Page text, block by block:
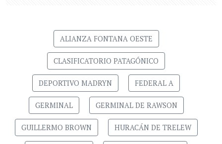
ALIANZA FONTANA OESTE
CLASIFICATORIO PATAGÓNICO
DEPORTIVO MADRYN FEDERAL A
GERMINAL GERMINAL DE RAWSON
GUILLERMO BROWN HURACÁN DE TRELEW